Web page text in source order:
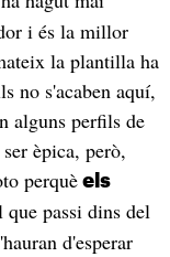
i és la millor
la plantilla ha
no s'acaben aquí,
alguns perfils de
èpica, però,
perquèels
que passi dins del
d'esperar